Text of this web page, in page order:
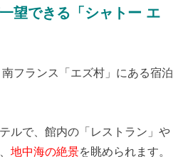
望できる「シャトー エ
南フランス「エズ村」にある宿泊
ルで、館内の「レストラン」や
地中海の絶景を眺められます。